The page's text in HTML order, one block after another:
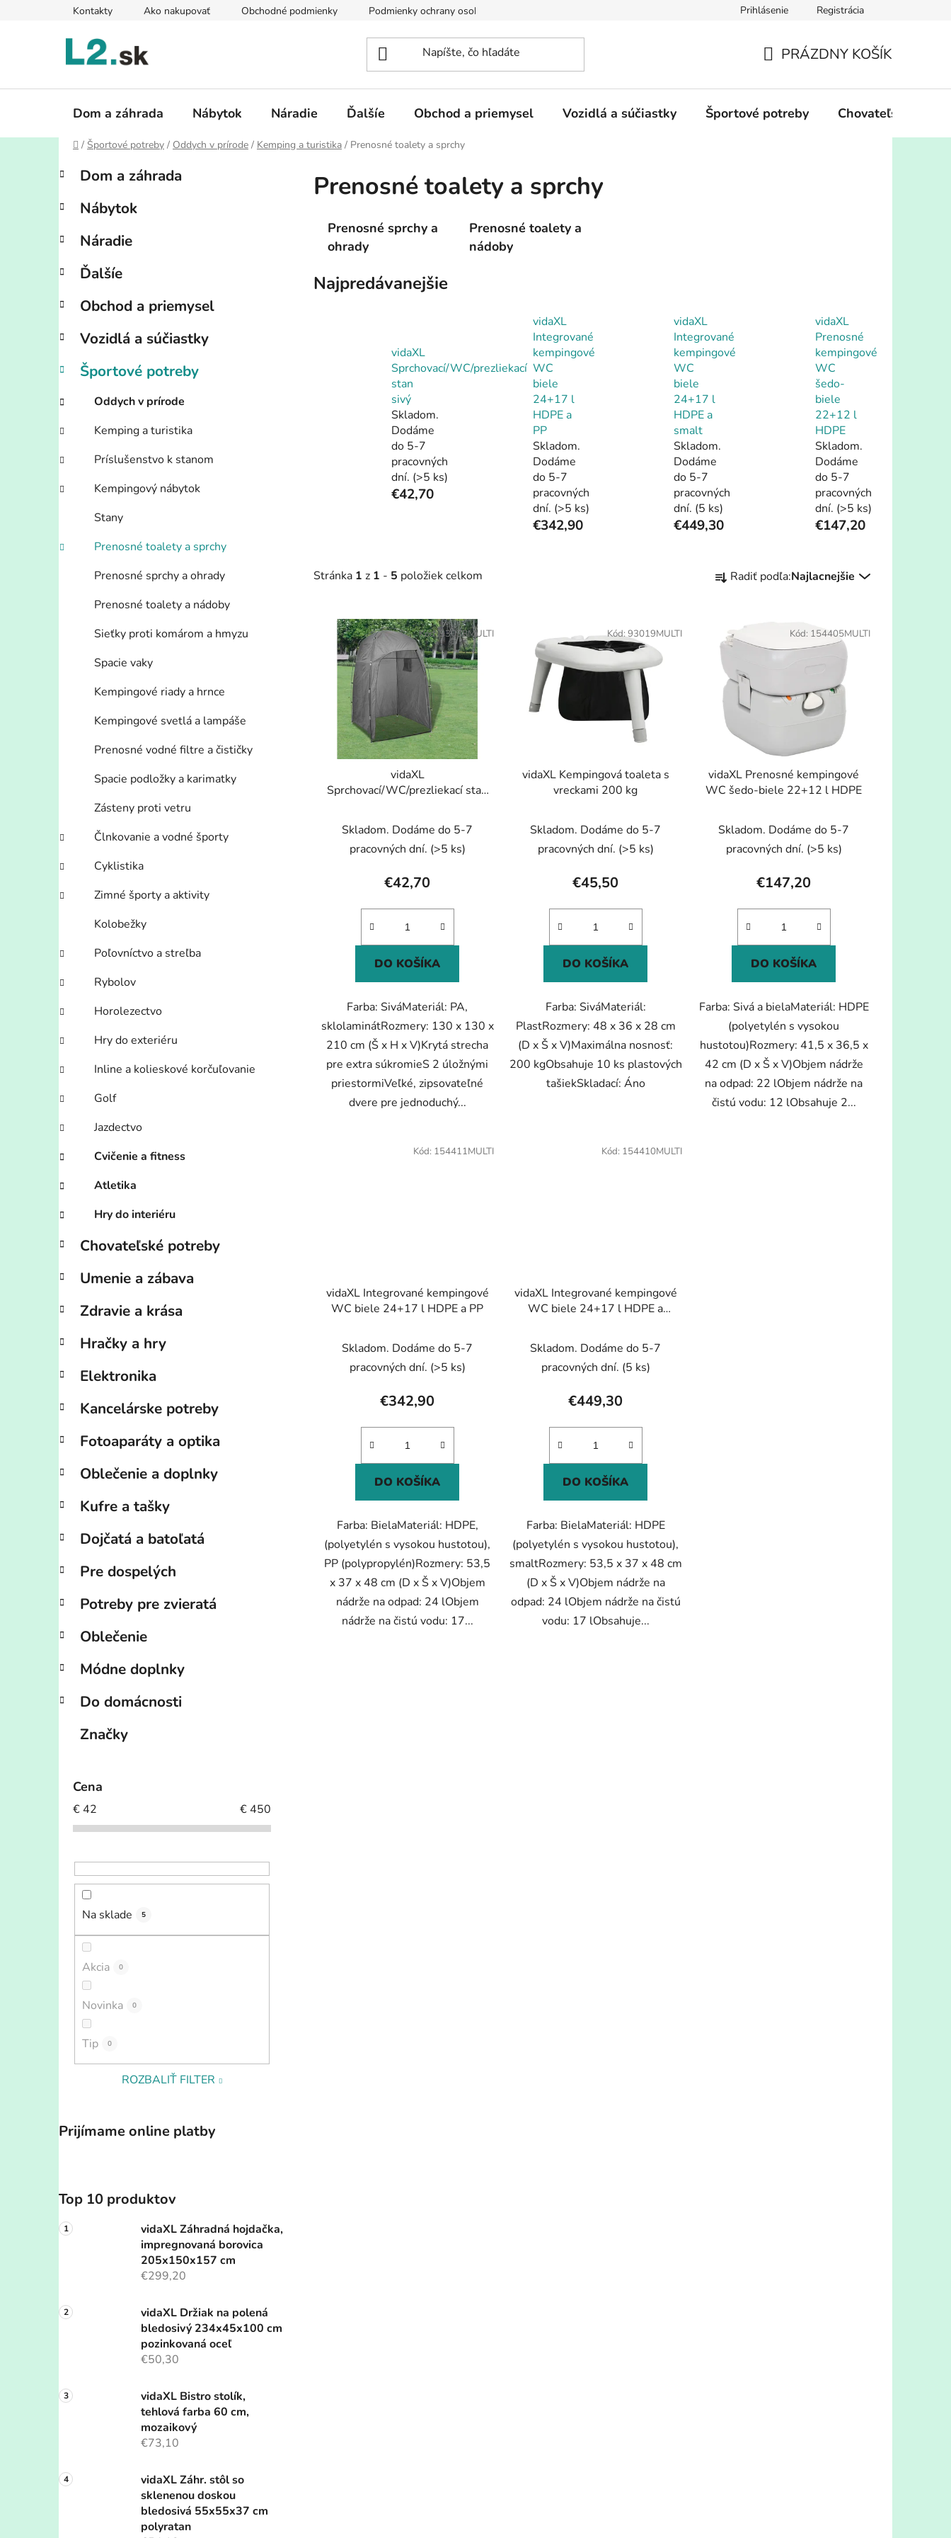
Kontakty Ako nakupovať Obchodné podmienky Podmienky ochrany osobných údajov Prihlásenie Registrácia
KOŠÍK
PRÁZDNY KOŠÍK
Dom a záhrada Nábytok Náradie Ďalšíe Obchod a priemysel Vozidlá a súčiastky Športové potreby Chovateľské
Domov
/ Športové potreby / Oddych v prírode / Kemping a turistika / Prenosné toalety a sprchy
B
č
ý
a
n
e
l
Preskočiť
kategórie
K
a
e
ó
i
Dom a záhrada
Nábytok
Náradie
Ďalšíe
Obchod a priemysel
Vozidlá a súčiastky
Športové potreby
Oddych v prírode
Kemping a turistika
Príslušenstvo k stanom
Kempingový nábytok
Stany
Prenosné toalety a sprchy
Prenosné sprchy a ohrady
Prenosné toalety a nádoby
Sieťky proti komárom a hmyzu
Spacie vaky
Kempingové riady a hrnce
Kempingové svetlá a lampáše
Prenosné vodné filtre a čističky
Spacie podložky a karimatky
Zásteny proti vetru
Člnkovanie a vodné športy
Cyklistika
Zimné športy a aktivity
Kolobežky
Poľovníctvo a streľba
Rybolov
Horolezectvo
Hry do exteriéru
Inline a kolieskové korčuľovanie
Golf
Jazdectvo
Cvičenie a fitness
Atletika
Hry do interiéru
Chovateľské potreby
Umenie a zábava
Zdravie a krása
Hračky a hry
Elektronika
Kancelárske potreby
Fotoaparáty a optika
Oblečenie a doplnky
Kufre a tašky
Dojčatá a batoľatá
Pre dospelých
Potreby pre zvieratá
Oblečenie
Módne doplnky
Do domácnosti
Značky
Cena
€ 42 € 450
Na sklade 5
Akcia 0
Novinka 0
Tip 0
ROZBALIŤ FILTER
Prijímame online platby
Top 10 produktov
vidaXL Záhradná hojdačka,
impregnovaná borovica
205x150x157 cm
€299,20
vidaXL Držiak na polená
bledosivý 234x45x100 cm
pozinkovaná oceľ
€50,30
vidaXL Bistro stolík,
tehlová farba 60 cm,
mozaikový
€73,10
vidaXL Záhr. stôl so
sklenenou doskou
bledosivá 55x55x37 cm
polyratan
Prenosné toalety a sprchy
Prenosné sprchy a
ohrady
Prenosné toalety a
nádoby
Najpredávanejšie
vidaXL
Sprchovací/WC/prezliekací
stan
sivý
Skladom.
Dodáme
do 5-7
pracovných
dní. (>5 ks)
€42,70
vidaXL
Integrované
kempingové
WC
biele
24+17 l
HDPE a
PP
Skladom.
Dodáme
do 5-7
pracovných
dní. (>5 ks)
€342,90
vidaXL
Integrované
kempingové
WC
biele
24+17 l
HDPE a
smalt
Skladom.
Dodáme
do 5-7
pracovných
dní. (5 ks)
€449,30
vidaXL
Prenosné
kempingové
WC
šedo-
biele
22+12 l
HDPE
Skladom.
Dodáme
do 5-7
pracovných
dní. (>5 ks)
€147,20
Stránka 1 z 1 - 5 položiek celkom
a
n
p
u
k
o
Radiť podľa:Najlacnejšie
vidaXL
Sprchovací/WC/prezliekací stan
Skladom. Dodáme do 5-7
pracovných dní. (>5 ks)
€42,70
DO KOŠÍKA
Farba: SiváMateriál: PA,
sklolaminátRozmery: 130 x 130 x
210 cm (Š x H x V)Krytá strecha
pre extra súkromieS 2 úložnými
priestormiVeľké, zipsovateľné
dvere pre jednoduchý...
Kód:93038MULTI
vidaXL Kempingová toaleta s
vreckami 200 kg
Skladom. Dodáme do 5-7
pracovných dní. (>5 ks)
€45,50
DO KOŠÍKA
Farba: SiváMateriál:
PlastRozmery: 48 x 36 x 28 cm
(D x Š x V)Maximálna nosnosť:
200 kgObsahuje 10 ks plastových
tašiekSkladací: Áno
Kód:93019MULTI
vidaXL Prenosné kempingové
WC šedo-biele 22+12 l HDPE
Skladom. Dodáme do 5-7
pracovných dní. (>5 ks)
€147,20
DO KOŠÍKA
Farba: Sivá a bielaMateriál: HDPE
(polyetylén s vysokou
hustotou)Rozmery: 41,5 x 36,5 x
42 cm (D x Š x V)Objem nádrže
na odpad: 22 lObjem nádrže na
čistú vodu: 12 lObsahuje 2...
Kód: 154405MULTI
vidaXL Integrované kempingové
WC biele 24+17 l HDPE a PP
Skladom. Dodáme do 5-7
pracovných dní. (>5 ks)
€342,90
DO KOŠÍKA
Farba: BielaMateriál: HDPE,
(polyetylén s vysokou hustotou),
PP (polypropylén)Rozmery: 53,5
x 37 x 48 cm (D x Š x V)Objem
nádrže na odpad: 24 lObjem
nádrže na čistú vodu: 17...
Kód: 154411MULTI
vidaXL Integrované kempingové
WC biele 24+17 l HDPE a
Skladom. Dodáme do 5-7
pracovných dní. (5 ks)
€449,30
DO KOŠÍKA
Farba: BielaMateriál: HDPE
(polyetylén s vysokou hustotou),
smaltRozmery: 53,5 x 37 x 48 cm
(D x Š x V)Objem nádrže na
odpad: 24 lObjem nádrže na čistú
vodu: 17 lObsahuje...
Kód: 154410MULTI